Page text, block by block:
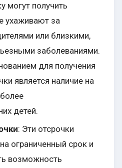
могут получить
ухаживают за
или близкими,
заболеваниями.
для получения
является наличие на
детей.
: Эти отсрочки
ограниченный срок и
возможность